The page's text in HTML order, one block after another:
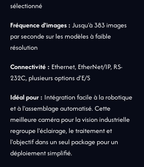
sélectionné
Fréquence d'images : Jusqu'à 383 images
par seconde sur les modèles à faible
résolution
Connectivité : Ethernet, EtherNet/IP, RS-
232C, plusieurs options d'E/S
Idéal pour : Intégration facile à la robotique
et à l'assemblage automatisé. Cette
meilleure caméra pour la vision industrielle
regroupe l'éclairage, le traitement et
l'objectif dans un seul package pour un
déploiement simplifié.